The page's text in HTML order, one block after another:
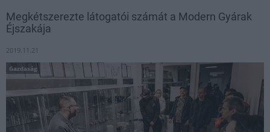
Megkétszerezte látogatói számát a Modern Gyárak
Éjszakája
2019.11.21
Gazdaság